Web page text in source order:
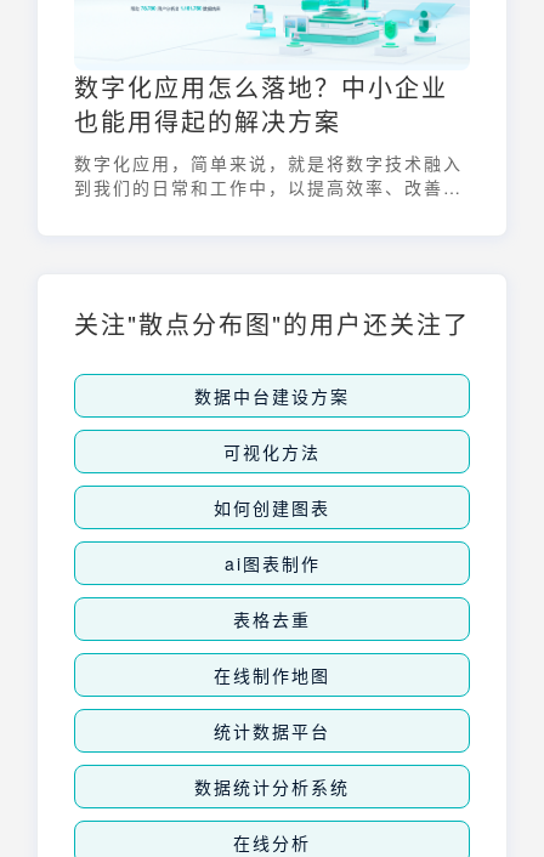
数字化应用怎么落地？中小企业
也能用得起的解决方案
数字化应用，简单来说，就是将数字技术融入
到我们的日常和工作中，以提高效率、改善体
关注"散点分布图"的用户还关注了
数据中台建设方案
可视化方法
如何创建图表
ai图表制作
表格去重
在线制作地图
统计数据平台
数据统计分析系统
在线分析